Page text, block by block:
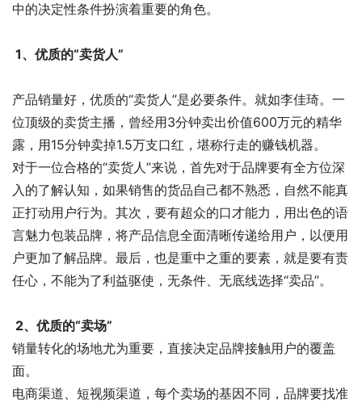
中的决定性条件扮演着重要的角色。
1、优质的“卖货人”
产品销量好，优质的“卖货人”是必要条件。就如李佳琦。一
位顶级的卖货主播，曾经用3分钟卖出价值600万元的精华
露，用15分钟卖掉1.5万支口红，堪称行走的赚钱机器。
对于一位合格的“卖货人”来说，首先对于品牌要有全方位深
入的了解认知，如果销售的货品自己都不熟悉，自然不能真
正打动用户行为。其次，要有超众的口才能力，用出色的语
言魅力包装品牌，将产品信息全面清晰传递给用户，以便用
户更加了解品牌。最后，也是重中之重的要素，就是要有责
任心，不能为了利益驱使，无条件、无底线选择“卖品”。
2、优质的“卖场”
销量转化的场地尤为重要，直接决定品牌接触用户的覆盖
面。
电商渠道、短视频渠道，每个卖场的基因不同，品牌要找准